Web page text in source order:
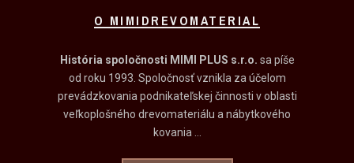
O MIMIDREVOMATERIAL
História spoločnosti MIMI PLUS s.r.o. sa píše
od roku 1993. Spoločnosť vznikla za účelom
prevádzkovania podnikateľskej činnosti v oblasti
veľkoplošného drevomateriálu a nábytkového
kovania ...